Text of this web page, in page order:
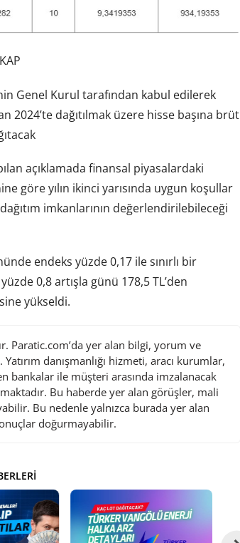
Genel Kurul tarafından kabul edilerek
2024’te dağıtılmak üzere hisse başına brüt
açıklamada finansal piyasalardaki
göre yılın ikinci yarısında uygun koşullar
imkanlarının değerlendirilebileceği
endeks yüzde 0,17 ile sınırlı bir
0,8 artışla günü 178,5 TL’den
yükseldi.
Paratic.com’da yer alan bilgi, yorum ve
danışmanlığı hizmeti, aracı kurumlar,
ile müşteri arasında imzalanacak
Bu haberde yer alan görüşler, mali
Bu nedenle yalnızca burada yer alan
doğurmayabilir.